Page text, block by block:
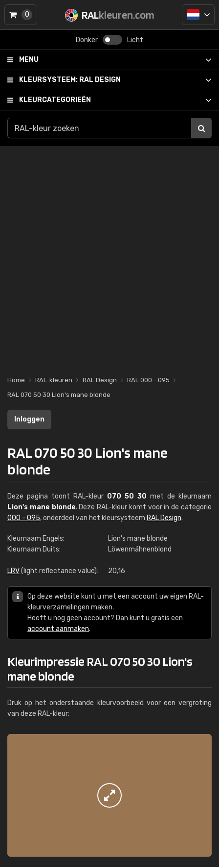
RALkleuren.com
Donker Licht
MENU
KLEURSYSTEEM: RAL DESIGN
KLEURCATEGORIEËN
0
Home RAL-kleuren RAL Design
RAL 000 - 095
RAL 070 50 30 Lion's mane blonde
Inloggen
RAL 070 50 30 Lion's mane
blonde
Deze pagina toont RAL-kleur 070 50 30 met de kleurnaam
Lion's mane blonde. Deze RAL-kleur komt voor in de categorie
000 - 095, onderdeel van het kleursysteem RAL Design.
Kleurnaam Engels:
Lion's mane blonde
Kleurnaam Duits:
Löwenmähnenblond
LRV(light reflectance value): 20,16
Op deze website kunt u met een account uw eigen RAL-
kleurverzamelingen maken.
Heeft u nog geen account? Dan kunt u gratis een
account aanmaken.
Kleurimpressie RAL 070 50 30 Lion's
mane blonde
Druk op het onderstaande kleurvoorbeeld voor een vergroting
van deze RAL-kleur: